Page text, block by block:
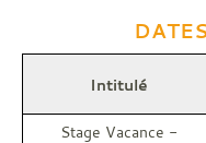
Intitulé
Stage Vacance -